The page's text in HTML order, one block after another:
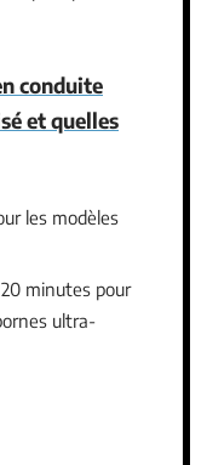
conduite
et quelles
les modèles
minutes pour
ultra-